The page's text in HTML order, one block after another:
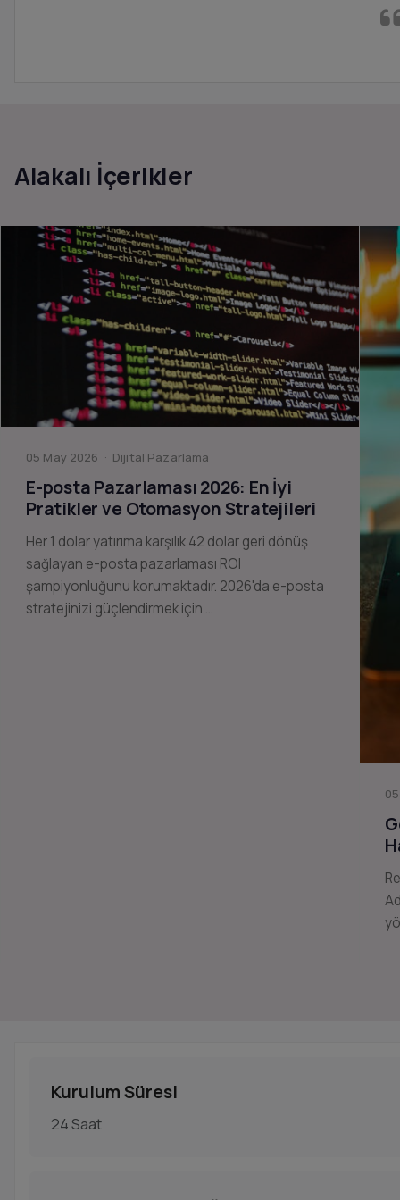
Alakalı İçerikler
05 May 2026 · Dijital Pazarlama
E-posta Pazarlaması 2026: En İyi
Pratikler ve Otomasyon Stratejileri
Her 1 dolar yatırıma karşılık 42 dolar geri dönüş
sağlayan e-posta pazarlaması ROI
şampiyonluğunu korumaktadır. 2026'da e-posta
stratejinizi güçlendirmek için …
Kurulum Süresi
24 Saat